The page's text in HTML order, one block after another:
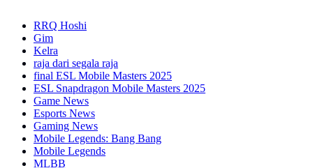
RRQ Hoshi
Gim
Kelra
raja dari segala raja
final ESL Mobile Masters 2025
ESL Snapdragon Mobile Masters 2025
Game News
Esports News
Gaming News
Mobile Legends: Bang Bang
Mobile Legends
MLBB